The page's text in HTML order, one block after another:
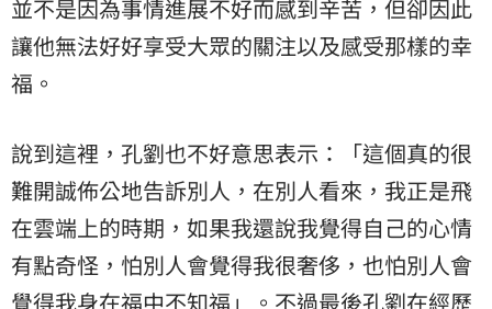
並不是因為事情進展不好而感到辛苦，但卻因此
讓他無法好好享受大眾的關注以及感受那樣的幸
福。
說到這裡，孔劉也不好意思表示：「這個真的很
難開誠佈公地告訴別人，在別人看來，我正是飛
在雲端上的時期，如果我還說我覺得自己的心情
有點奇怪，怕別人會覺得我很奢侈，也怕別人會
覺得我身在福中不知福」。不過最後孔劉在經歷